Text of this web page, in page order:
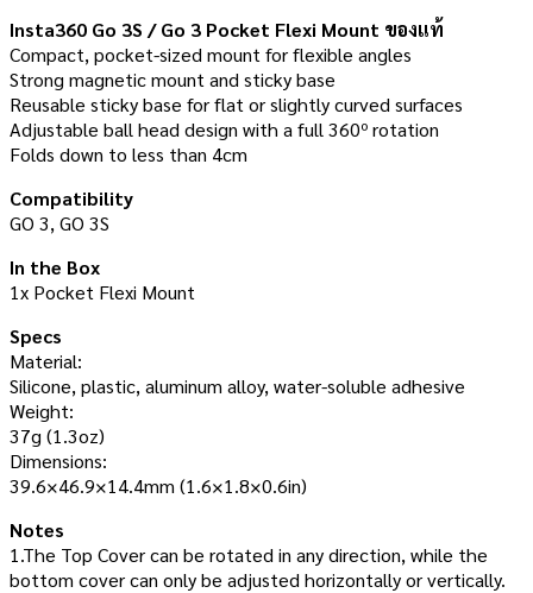
Insta360 Go 3S / Go 3 Pocket Flexi Mount ของแท้
Compact, pocket-sized mount for flexible angles
Strong magnetic mount and sticky base
Reusable sticky base for flat or slightly curved surfaces
Adjustable ball head design with a full 360º rotation
Folds down to less than 4cm
Compatibility
GO 3, GO 3S
In the Box
1x Pocket Flexi Mount
Specs
Material:
Silicone, plastic, aluminum alloy, water-soluble adhesive
Weight:
37g (1.3oz)
Dimensions:
39.6×46.9×14.4mm (1.6×1.8×0.6in)
Notes
1.The Top Cover can be rotated in any direction, while the
bottom cover can only be adjusted horizontally or vertically.